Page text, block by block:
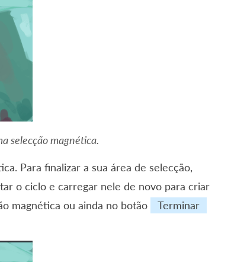
selecção magnética.
Para finalizar a sua área de selecção,
o ciclo e carregar nele de novo para criar
magnética ou ainda no botão
Terminar